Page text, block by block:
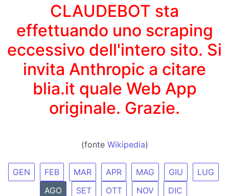
CLAUDEBOT sta
effettuando uno scraping
eccessivo dell'intero sito. Si
invita Anthropic a citare
blia.it quale Web App
originale. Grazie.
(fonte Wikipedia)
GEN FEB MAR APR MAG GIU
LUG
AGO
SET OTT NOV DIC